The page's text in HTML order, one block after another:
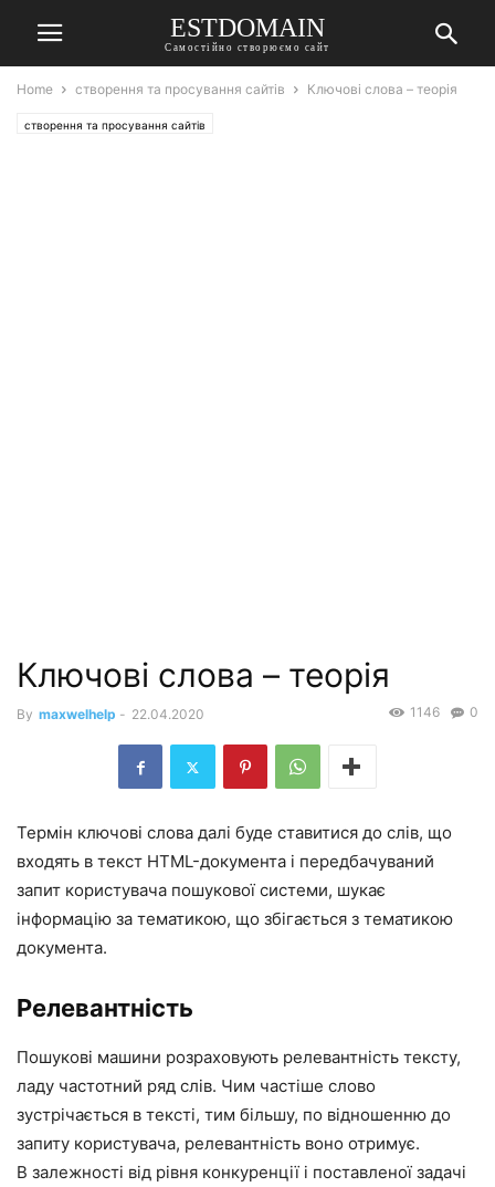
ESTDOMAIN
Самостійно створюємо сайт
Home створення та просування сайтів Ключові слова – теорія
створення та просування сайтів
Ключові слова – теорія
By maxwelhelp - 22.04.2020 0
1146
Термін ключові слова далі буде ставитися до слів, що
входять в текст HTML-документа і передбачуваний
запит користувача пошукової системи, шукає
інформацію за тематикою, що збігається з тематикою
документа.
Релевантність
Пошукові машини розраховують релевантність тексту,
ладу частотний ряд слів. Чим частіше слово
зустрічається в тексті, тим більшу, по відношенню до
запиту користувача, релевантність воно отримує.
В залежності від рівня конкуренції і поставленої задачі